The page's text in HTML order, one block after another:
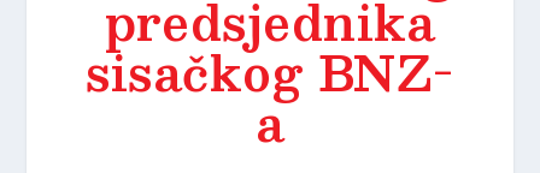
predsjednika
sisačkog BNZ-
a